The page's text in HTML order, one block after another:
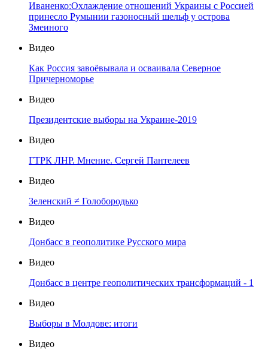
Иваненко:Охлаждение отношений Украины с Россией
принесло Румынии газоносный шельф у острова
Змеиного
Видео
Как Россия завоёвывала и осваивала Северное
Причерноморье
Видео
Президентские выборы на Украине-2019
Видео
ГТРК ЛНР. Мнение. Сергей Пантелеев
Видео
Зеленский ≠ Голобородько
Видео
Донбасс в геополитике Русского мира
Видео
Донбасс в центре геополитических трансформаций - 1
Видео
Выборы в Молдове: итоги
Видео